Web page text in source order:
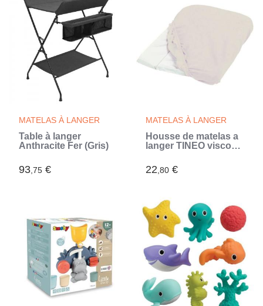
MATELAS À LANGER
Table à langer
Anthracite Fer (Gris)
93,75 €
MATELAS À LANGER
Housse de matelas a
langer TINEO viscose
22,80 €